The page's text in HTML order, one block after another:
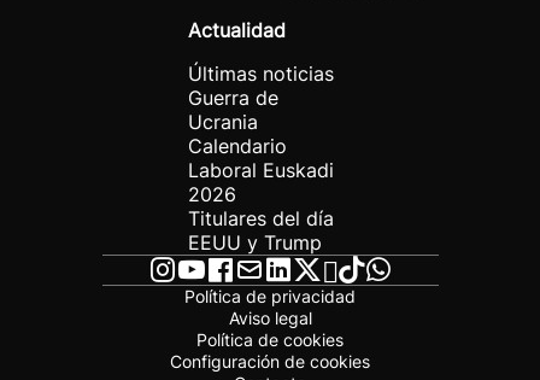
Actualidad
Últimas noticias
Guerra de
Ucrania
Calendario
Laboral Euskadi
2026
Titulares del día
EEUU y Trump
Política de privacidad
Aviso legal
Política de cookies
Configuración de cookies